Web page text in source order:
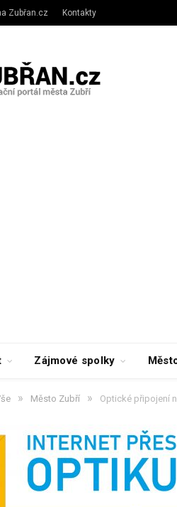
Zubřan.cz Kontakty
Zájmové spolky
» Město Zubří » Optické připojení